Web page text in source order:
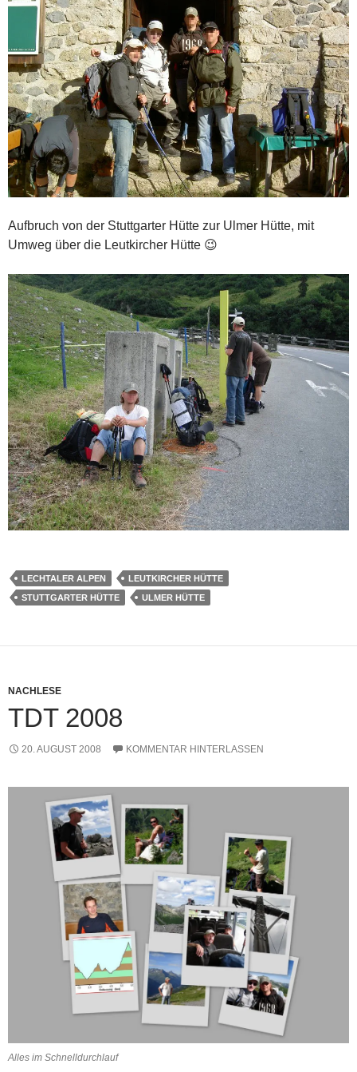
Aufbruch von der Stuttgarter Hütte zur Ulmer Hütte, mit
Umweg über die Leutkircher Hütte 😉
LECHTALER ALPEN
LEUTKIRCHER HÜTTE
STUTTGARTER HÜTTE
ULMER HÜTTE
NACHLESE
TDT 2008
20. AUGUST 2008 KOMMENTAR HINTERLASSEN
Alles im Schnelldurchlauf